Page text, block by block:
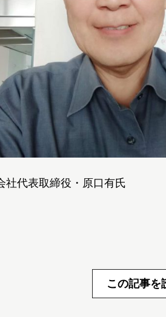
社代表取締役・原口有氏
この記事を